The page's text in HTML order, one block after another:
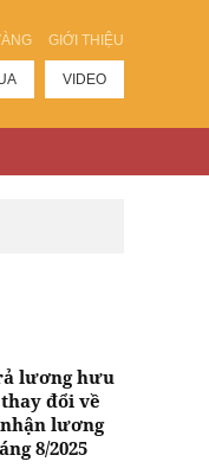
GIỚI THIỆU
VIDEO
lương hưu
đổi về
lương
8/2025